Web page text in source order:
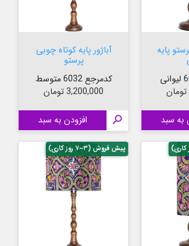
پایه
به سبد
آباژور پایه کوتاه چوبی
پرستو
کدمرجع 6032 متوسط
قیمت
3,200,000 تومان
 افزودن به سبد
پیش فروش (۳~۷ روز کاری)